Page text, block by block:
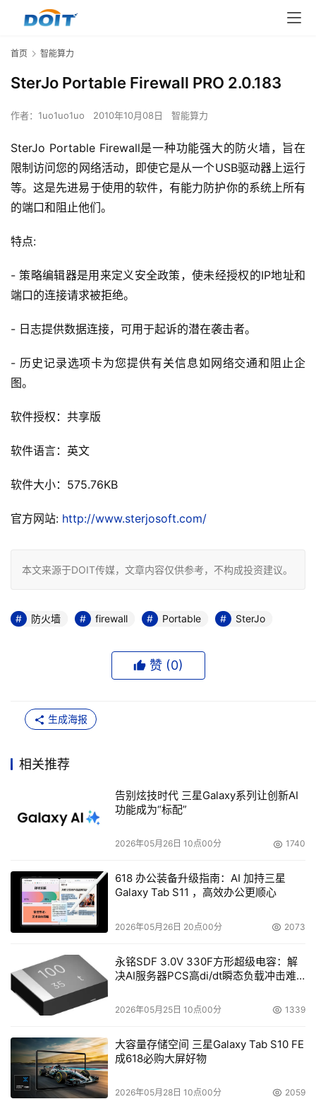
首页 智能算力
SterJo Portable Firewall PRO 2.0.183
作者： 1uo1uo1uo 2010年10月08日 智能算力
SterJo Portable Firewall是一种功能强大的防火墙，旨在
限制访问您的网络活动，即使它是从一个USB驱动器上运行
等。这是先进易于使用的软件，有能力防护你的系统上所有
的端口和阻止他们。
特点:
- 策略编辑器是用来定义安全政策，使未经授权的IP地址和
端口的连接请求被拒绝。
- 日志提供数据连接，可用于起诉的潜在袭击者。
- 历史记录选项卡为您提供有关信息如网络交通和阻止企
图。
软件授权：共享版
软件语言：英文
软件大小：575.76KB
官方网站: http://www.sterjosoft.com/
本文来源于DOIT传媒，文章内容仅供参考，不构成投资建议。
防火墙 firewall Portable SterJo
赞 (0)
生成海报
相关推荐
告别炫技时代 三星Galaxy系列让创新AI
功能成为“标配”
2026年05月26日 10点00分 1740
618 办公装备升级指南：AI 加持三星
Galaxy Tab S11 ，高效办公更顺心
2026年05月26日 20点00分 2073
永铭SDF 3.0V 330F方形超级电容：解
决AI服务器PCS高di/dt瞬态负载冲击难
2026年05月25日 10点00分 1339
大容量存储空间 三星Galaxy Tab S10 FE
成618必购大屏好物
2026年05月28日 10点00分 2059